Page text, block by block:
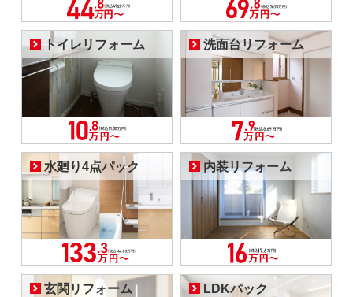
トイレリフォーム 洗面台リフォーム
水廻り4点パック 内装リフォーム
玄関リフォーム LDKパック